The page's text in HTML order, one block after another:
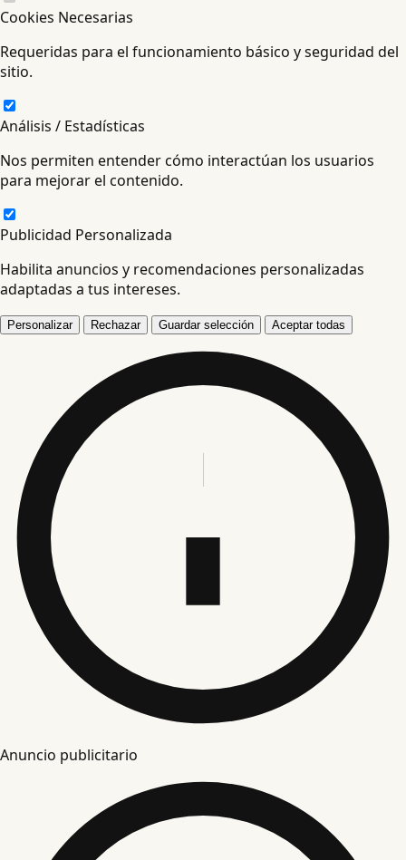
Cookies Necesarias
Requeridas para el funcionamiento básico y seguridad del
sitio.
Análisis / Estadísticas
Nos permiten entender cómo interactúan los usuarios
para mejorar el contenido.
Publicidad Personalizada
Habilita anuncios y recomendaciones personalizadas
adaptadas a tus intereses.
Personalizar Rechazar Guardar selección Aceptar todas
Anuncio publicitario